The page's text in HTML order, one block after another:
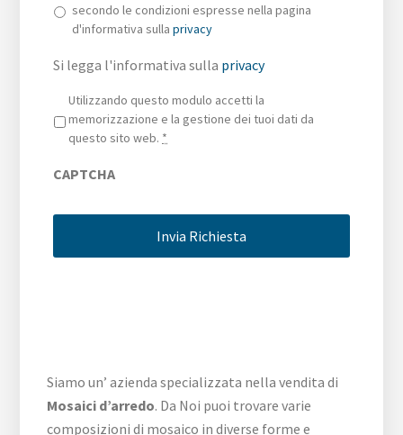
secondo le condizioni espresse nella pagina
d'informativa sullaprivacy
Si legga l'informativa sulla privacy
Privacy *
Utilizzando questo modulo accetti la
memorizzazione e la gestione dei tuoi dati da
questo sito web. *
CAPTCHA
Siamo un’ azienda specializzata nella vendita di
Mosaici d’arredo. Da Noi puoi trovare varie
composizioni di mosaico in diverse forme e